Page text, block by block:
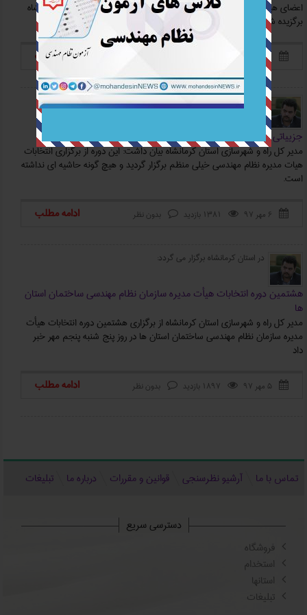
اعضای هیات رئیسه دوره هشتم سازمان نظام مهندسی ساختمان استان کرمانشاه
برگزیده شدند.
 ۲۱ آبان ۹۷ ادامه مطلب
مدیر کل راه و شهرسازی استان کرمانشاه
جزییاتی از برگزاری انتخابات نظام مهندسی در استان کرمانشاه
مدیر کل راه و شهرسازی استان کرمانشاه بیان داشت: این دوره از برگزاری انتخابات
هیات مدیره نظام مهندسی خیلی منظم برگزار گردید و هیچ گونه حاشیه ای نداشته
است.
 ۶ مهر ۹۷  1381 بازدید  بدون نظر ادامه مطلب
در استان کرمانشاه برگزار می گردد:
هشتمین دوره انتخابات هیأت مدیره سازمان نظام مهندسی ساختمان استان‌
ها
مدیر کل راه و شهرسازی استان کرمانشاه از برگزاری هشتمین دوره انتخابات هیأت
مدیره سازمان نظام مهندسی ساختمان استان ‌ها در روز پنج شنبه پنجم مهر خبر
داد
 ۵ مهر ۹۷  1897 بازدید  بدون نظر ادامه مطلب
تماس با ما آرشیو نظرسنجی قوانین و مقررات درباره ما تبلیغات
دسترسی سریع
فروشگاه
استخدام
استانها
تبلیغات